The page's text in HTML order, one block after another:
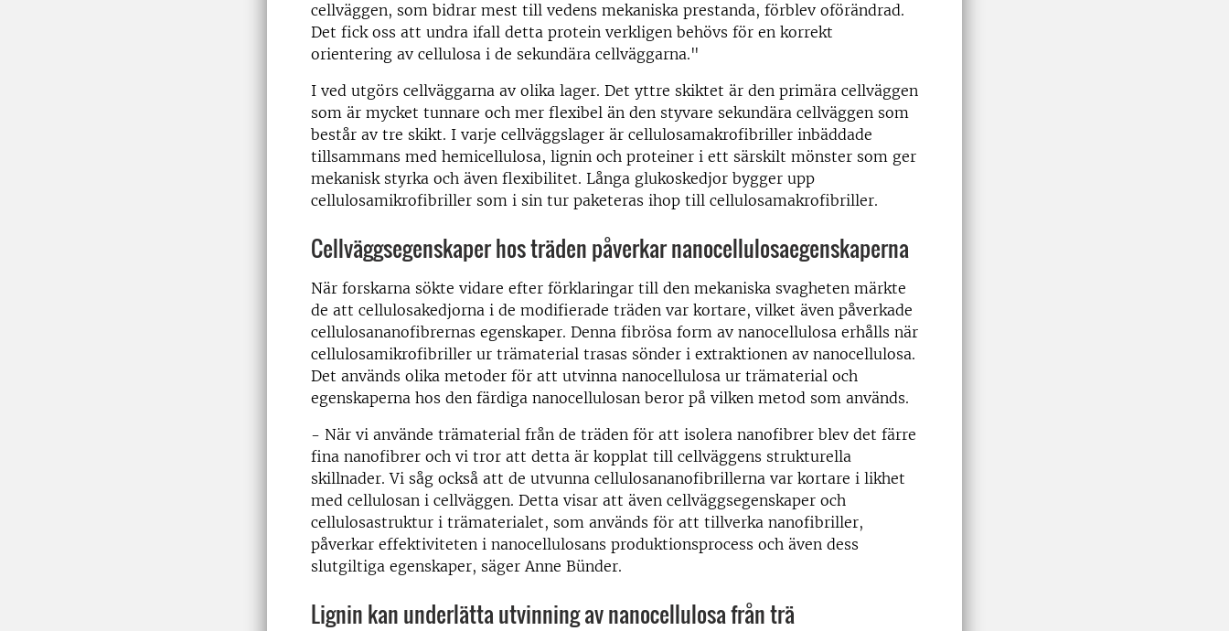
cellväggen, som bidrar mest till vedens mekaniska prestanda, förblev oförändrad.
Det fick oss att undra ifall detta protein verkligen behövs för en korrekt
orientering av cellulosa i de sekundära cellväggarna."
I ved utgörs cellväggarna av olika lager. Det yttre skiktet är den primära cellväggen
som är mycket tunnare och mer flexibel än den styvare sekundära cellväggen som
består av tre skikt. I varje cellväggslager är cellulosamakrofibriller inbäddade
tillsammans med hemicellulosa, lignin och proteiner i ett särskilt mönster som ger
mekanisk styrka och även flexibilitet. Långa glukoskedjor bygger upp
cellulosamikrofibriller som i sin tur paketeras ihop till cellulosamakrofibriller.
Cellväggsegenskaper hos träden påverkar nanocellulosaegenskaperna
När forskarna sökte vidare efter förklaringar till den mekaniska svagheten märkte
de att cellulosakedjorna i de modifierade träden var kortare, vilket även påverkade
cellulosananofibrernas egenskaper. Denna fibrösa form av nanocellulosa erhålls när
cellulosamikrofibriller ur trämaterial trasas sönder i extraktionen av nanocellulosa.
Det används olika metoder för att utvinna nanocellulosa ur trämaterial och
egenskaperna hos den färdiga nanocellulosan beror på vilken metod som används.
- När vi använde trämaterial från de träden för att isolera nanofibrer blev det färre
fina nanofibrer och vi tror att detta är kopplat till cellväggens strukturella
skillnader. Vi såg också att de utvunna cellulosananofibrillerna var kortare i likhet
med cellulosan i cellväggen. Detta visar att även cellväggsegenskaper och
cellulosastruktur i trämaterialet, som används för att tillverka nanofibriller,
påverkar effektiviteten i nanocellulosans produktionsprocess och även dess
slutgiltiga egenskaper, säger Anne Bünder.
Lignin kan underlätta utvinning av nanocellulosa från trä